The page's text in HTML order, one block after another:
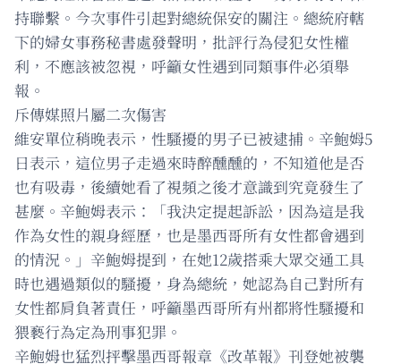
持聯繫。今次事件引起對總統保安的關注。總統府轄
下的婦女事務秘書處發聲明，批評行為侵犯女性權
利，不應該被忽視，呼籲女性遇到同類事件必須舉
報。
斥傳媒照片屬二次傷害
維安單位稍晚表示，性騷擾的男子已被逮捕。辛鮑姆5
日表示，這位男子走過來時醉醺醺的，不知道他是否
也有吸毒，後續她看了視頻之後才意識到究竟發生了
甚麼。辛鮑姆表示：「我決定提起訴訟，因為這是我
作為女性的親身經歷，也是墨西哥所有女性都會遇到
的情況。」辛鮑姆提到，在她12歲搭乘大眾交通工具
時也遇過類似的騷擾，身為總統，她認為自己對所有
女性都肩負著責任，呼籲墨西哥所有州都將性騷擾和
猥褻行為定為刑事犯罪。
辛鮑姆也猛烈抨擊墨西哥報章《改革報》刊登她被襲